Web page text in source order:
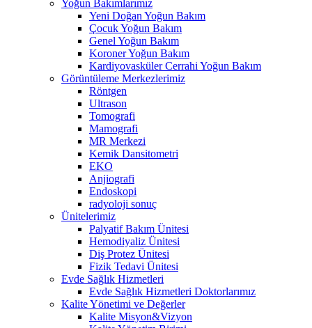
Yoğun Bakımlarımız
Yeni Doğan Yoğun Bakım
Çocuk Yoğun Bakım
Genel Yoğun Bakım
Koroner Yoğun Bakım
Kardiyovasküler Cerrahi Yoğun Bakım
Görüntüleme Merkezlerimiz
Röntgen
Ultrason
Tomografi
Mamografi
MR Merkezi
Kemik Dansitometri
EKO
Anjiografi
Endoskopi
radyoloji sonuç
Ünitelerimiz
Palyatif Bakım Ünitesi
Hemodiyaliz Ünitesi
Diş Protez Ünitesi
Fizik Tedavi Ünitesi
Evde Sağlık Hizmetleri
Evde Sağlık Hizmetleri Doktorlarımız
Kalite Yönetimi ve Değerler
Kalite Misyon&Vizyon